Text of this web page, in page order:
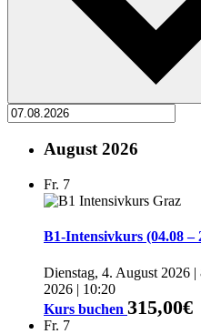
August 2026
Fr. 7
B1-Intensivkurs (04.08 –
Dienstag, 4. August 2026 |
2026 | 10:20
Kurs buchen 315,00€
Fr. 7